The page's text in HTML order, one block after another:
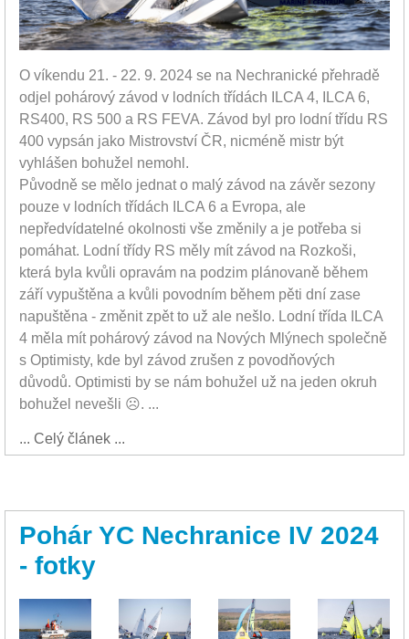
O víkendu 21. - 22. 9. 2024 se na Nechranické přehradě
odjel pohárový závod v lodních třídách ILCA 4, ILCA 6,
RS400, RS 500 a RS FEVA. Závod byl pro lodní třídu RS
400 vypsán jako Mistrovství ČR, nicméně mistr být
vyhlášen bohužel nemohl.
Původně se mělo jednat o malý závod na závěr sezony
pouze v lodních třídách ILCA 6 a Evropa, ale
nepředvídatelné okolnosti vše změnily a je potřeba si
pomáhat. Lodní třídy RS měly mít závod na Rozkoši,
která byla kvůli opravám na podzim plánovaně během
září vypuštěna a kvůli povodním během pěti dní zase
napuštěna - změnit zpět to už ale nešlo. Lodní třída ILCA
4 měla mít pohárový závod na Nových Mlýnech společně
s Optimisty, kde byl závod zrušen z povodňových
důvodů. Optimisti by se nám bohužel už na jeden okruh
bohužel nevešli ☹. ...
... Celý článek ...
Pohár YC Nechranice IV 2024
- fotky